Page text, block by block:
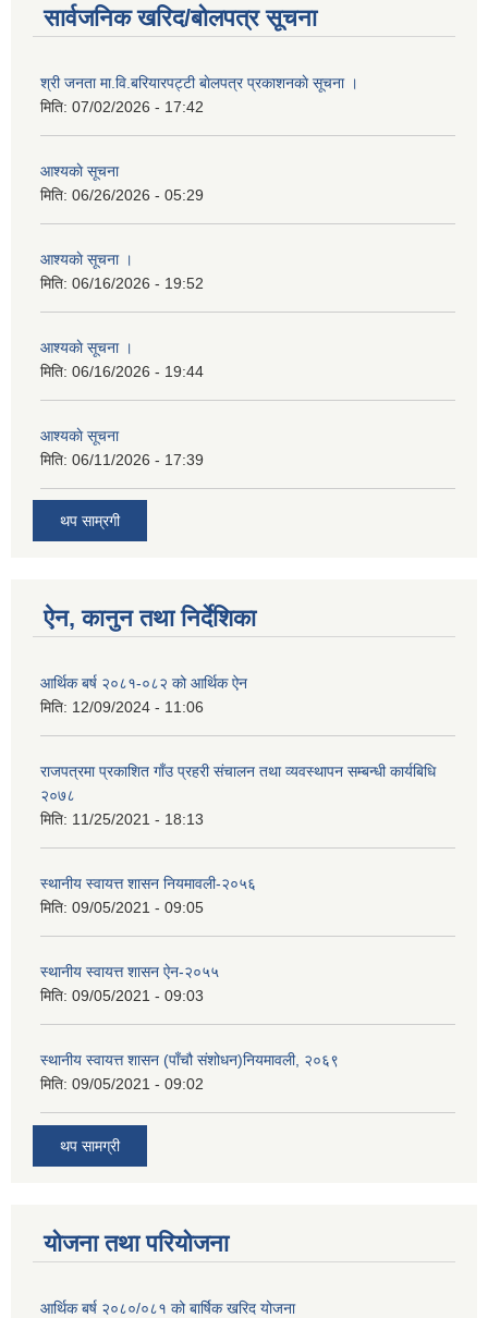
सार्वजनिक खरिद/बोलपत्र सूचना
श्री जनता मा.वि.बरियारपट्टी बाेलपत्र प्रकाशनकाे सूचना ।
मिति: 07/02/2026 - 17:42
आश्यकाे सूचना
मिति: 06/26/2026 - 05:29
आश्यकाे सूचना ।
मिति: 06/16/2026 - 19:52
आश्यकाे सूचना ।
मिति: 06/16/2026 - 19:44
आश्यकाे सूचना
मिति: 06/11/2026 - 17:39
थप साम्रगी
ऐन, कानुन तथा निर्देशिका
आर्थिक बर्ष २०८१-०८२ को आर्थिक ऐन
मिति: 12/09/2024 - 11:06
राजपत्रमा प्रकाशित गाँउ प्रहरी संचालन तथा व्यवस्थापन सम्बन्धी कार्यबिधि
२०७८
मिति: 11/25/2021 - 18:13
स्थानीय स्वायत्त शासन नियमावली-२०५६
मिति: 09/05/2021 - 09:05
स्थानीय स्वायत्त शासन ए‍ेन-२०५५
मिति: 09/05/2021 - 09:03
स्थानीय स्वायत्त शासन (पाँचौ संशोधन)नियमावली, २०६९
मिति: 09/05/2021 - 09:02
थप सामग्री
योजना तथा परियोजना
आर्थिक बर्ष २०८०/०८१ को बार्षिक खरिद योजना